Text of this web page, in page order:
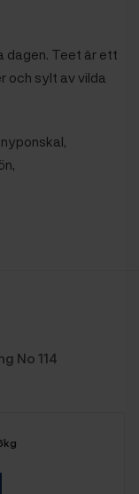
dagen. Teet är ett
och sylt av vilda
No 114